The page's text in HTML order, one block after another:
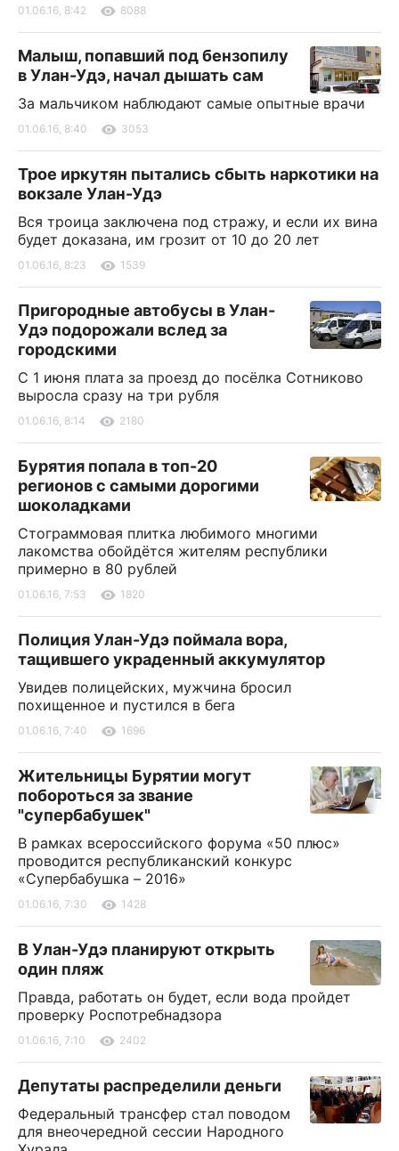
01.06.16, 8:42 8088
Малыш, попавший под бензопилу
в Улан-Удэ, начал дышать сам
За мальчиком наблюдают самые опытные врачи
01.06.16, 8:40 3053
Трое иркутян пытались сбыть наркотики на
вокзале Улан-Удэ
Вся троица заключена под стражу, и если их вина
будет доказана, им грозит от 10 до 20 лет
01.06.16, 8:23 1539
Пригородные автобусы в Улан-
Удэ подорожали вслед за
городскими
С 1 июня плата за проезд до посёлка Сотниково
выросла сразу на три рубля
01.06.16, 8:14 2180
Бурятия попала в топ-20
регионов с самыми дорогими
шоколадками
Стограммовая плитка любимого многими
лакомства обойдётся жителям республики
примерно в 80 рублей
01.06.16, 7:53 1820
Полиция Улан-Удэ поймала вора,
тащившего украденный аккумулятор
Увидев полицейских, мужчина бросил
похищенное и пустился в бега
01.06.16, 7:40 1696
Жительницы Бурятии могут
побороться за звание
"супербабушек"
В рамках всероссийского форума «50 плюс»
проводится республиканский конкурс
«Супербабушка – 2016»
01.06.16, 7:30 1428
В Улан-Удэ планируют открыть
один пляж
Правда, работать он будет, если вода пройдет
проверку Роспотребнадзора
01.06.16, 7:10 2402
Депутаты распределили деньги
Федеральный трансфер стал поводом
для внеочередной сессии Народного